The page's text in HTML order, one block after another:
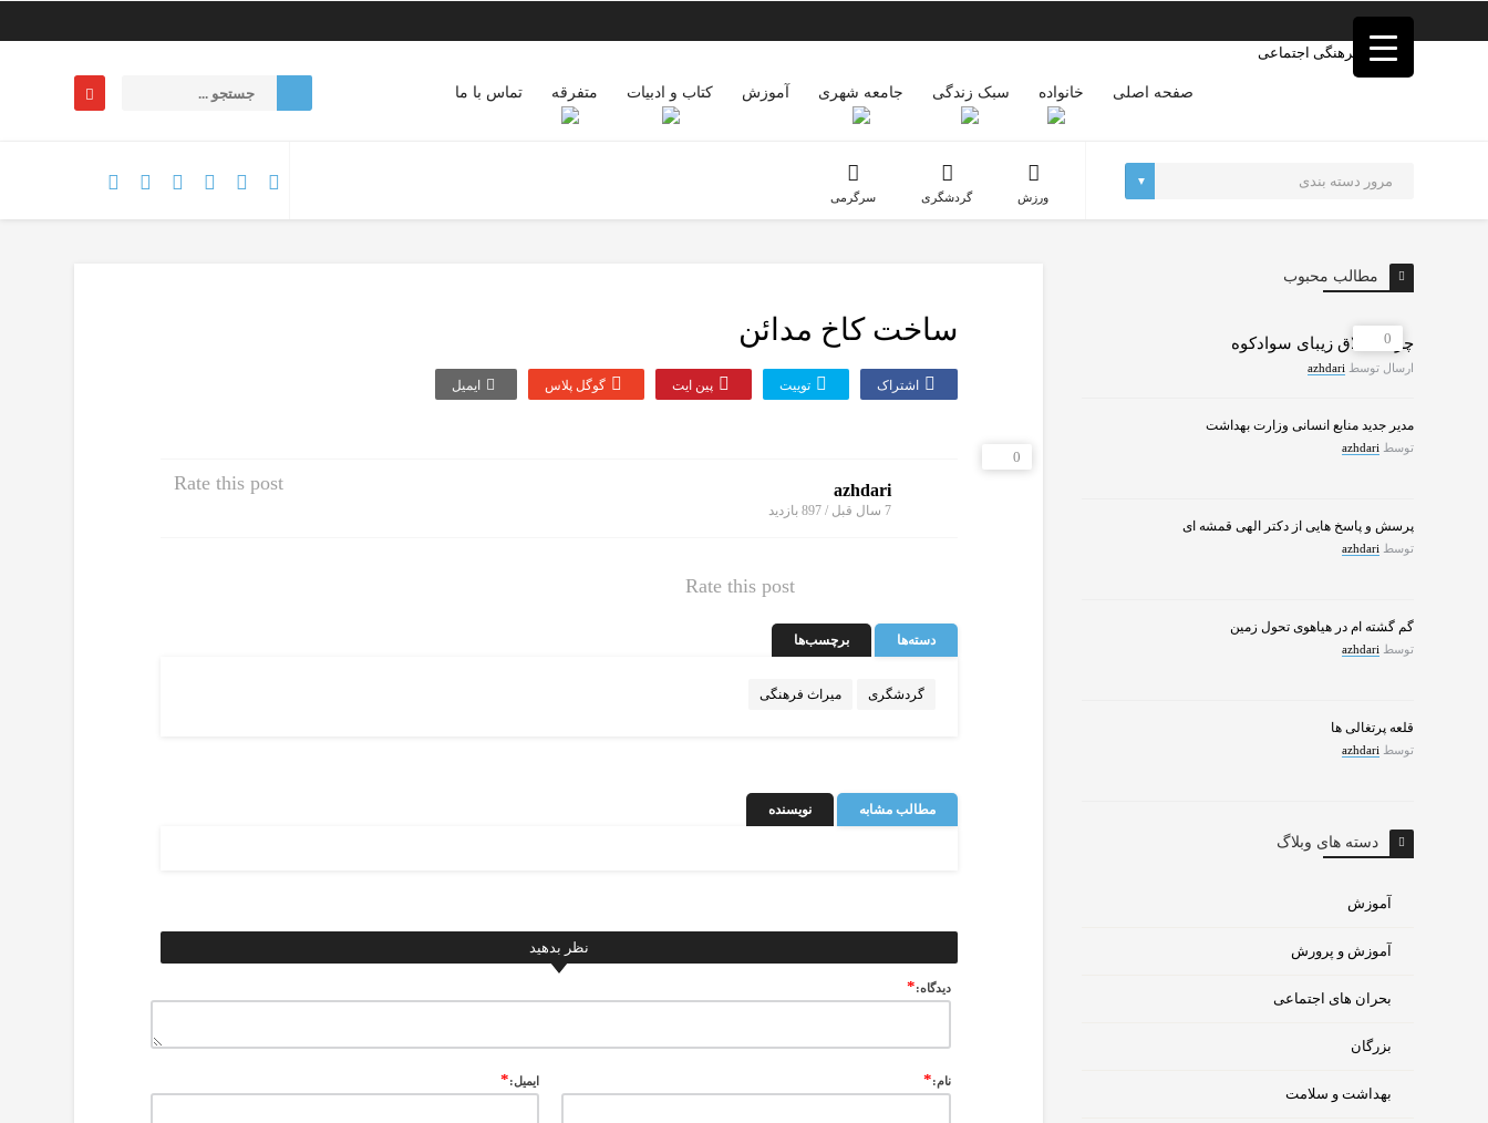
صفحه اصلی خانواده سبک زندگی جامعه شهری آموزش کتاب و ادبیات متفرقه تماس با ما
ورزش گردشگری سرگرمی
ساخت کاخ مدائن
اشتراک توییت پین ایت گوگل‌ پلاس ایمیل
0
azhdari
7 سال قبل / 897 بازدید
Rate this post
Rate this post
دسته‌ها برچسب‌ها
گردشگری میراث فرهنگی
مطالب مشابه نویسنده
نظر بدهید
ديدگاه:*
نام:* ایمیل:*
مطالب محبوب
0
چرات ییلاق زیبای سوادکوه
ارسال توسط azhdari
مدیر جدید منابع انسانی وزارت بهداشت
توسط azhdari
پرسش و پاسخ هایی از دکتر الهی قمشه ای
توسط azhdari
گم گشته ام در هیاهوی تحول زمین
توسط azhdari
قلعه پرتغالی ها
توسط azhdari
دسته های وبلاگ
آموزش
آموزش و پرورش
بحران های اجتماعی
بزرگان
بهداشت و سلامت